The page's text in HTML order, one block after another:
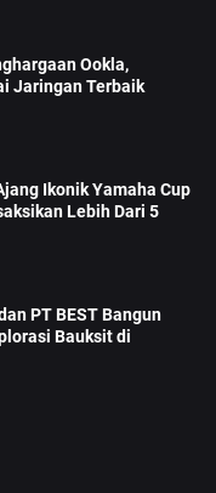
Ookla,
Jaringan Terbaik
Ikonik Yamaha Cup
Lebih Dari 5
PT BEST Bangun
Bauksit di